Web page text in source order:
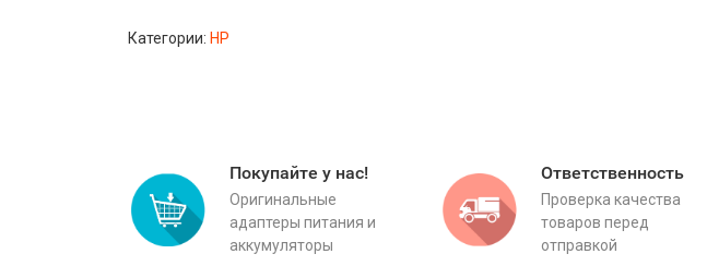
Категории: HP
Покупайте у нас!
Оригинальные
адаптеры питания и
аккумуляторы
Ответственность
Проверка качества
товаров перед
отправкой